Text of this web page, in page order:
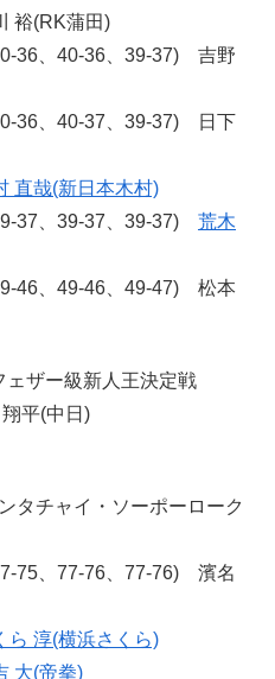
裕(RK蒲田)
36、40-36、39-37) 吉野
36、40-37、39-37) 日下
直哉(新日本木村)
37、39-37、39-37) 荒木
46、49-46、49-47) 松本
ザー級新人王決定戦
平(中日)
チャイ・ソーポーローク
75、77-76、77-76) 濱名
ら 淳(横浜さくら)
大(帝拳)